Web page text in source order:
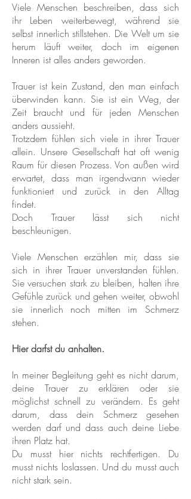
Viele Menschen beschreiben, dass sich
ihr Leben weiterbewegt, während sie
selbst innerlich stillstehen. Die Welt um sie
herum läuft weiter, doch im eigenen
Inneren ist alles anders geworden.
Trauer ist kein Zustand, den man einfach
überwinden kann. Sie ist ein Weg, der
Zeit braucht und für jeden Menschen
anders aussieht.
Trotzdem fühlen sich viele in ihrer Trauer
allein. Unsere Gesellschaft hat oft wenig
Raum für diesen Prozess. Von außen wird
erwartet, dass man irgendwann wieder
funktioniert und zurück in den Alltag
findet.
Doch Trauer lässt sich nicht
beschleunigen.
Viele Menschen erzählen mir, dass sie
sich in ihrer Trauer unverstanden fühlen.
Sie versuchen stark zu bleiben, halten ihre
Gefühle zurück und gehen weiter, obwohl
sie innerlich noch mitten im Schmerz
stehen.
Hier darfst du anhalten.
In meiner Begleitung geht es nicht darum,
deine Trauer zu erklären oder sie
möglichst schnell zu verändern. Es geht
darum, dass dein Schmerz gesehen
werden darf und dass auch deine Liebe
ihren Platz hat.
Du musst hier nichts rechtfertigen. Du
musst nichts loslassen. Und du musst auch
nicht stark sein.